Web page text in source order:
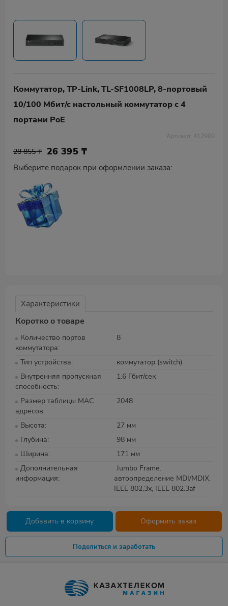
Коммутатор, TP-Link, TL-SF1008LP, 8-портовый
10/100 Мбит/с настольный коммутатор с 4
портами PoE
Артикул: 412909
28 855 ₸ 26 395 ₸
Выберите подарок при оформлении заказа:
Характеристики
Коротко о товаре
Количество портов
коммутатора
8
Тип устройства
коммутатор (switch)
Внутренняя пропускная
способность
1.6 Гбит/сек
Размер таблицы MAC
адресов
2048
Высота
27 мм
Глубина
98 мм
Ширина
171 мм
Дополнительная
информация
Jumbo Frame,
автоопределение MDI/MDIX,
IEEE 802.3x, IEEE 802.3af
Добавить в корзину Оформить заказ
Поделиться и заработать